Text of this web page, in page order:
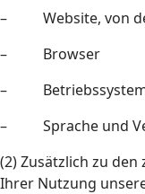
– Website, von
– Browser
– Betriebssystem
– Sprache und
(2) Zusätzlich zu
Ihrer Nutzung